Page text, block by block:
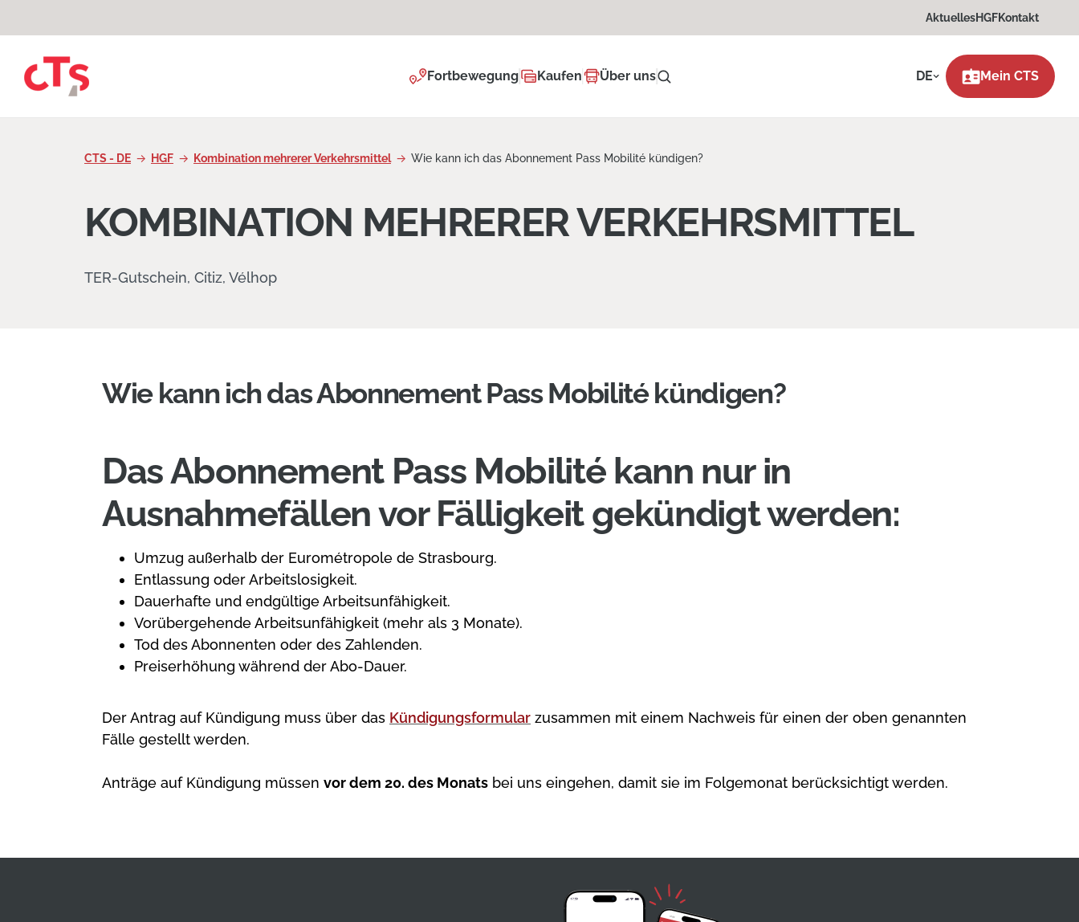
AktuellesHGFKontakt
Fortbewegung Kaufen Über uns DE Mein CTS
CTS - DE HGF Kombination mehrerer Verkehrsmittel Wie kann ich das Abonnement Pass Mobilité kündigen?
KOMBINATION MEHRERER VERKEHRSMITTEL
TER-Gutschein, Citiz, Vélhop
Wie kann ich das Abonnement Pass Mobilité kündigen?
Das Abonnement Pass Mobilité kann nur in
Ausnahmefällen vor Fälligkeit gekündigt werden:
Umzug außerhalb der Eurométropole de Strasbourg.
Entlassung oder Arbeitslosigkeit.
Dauerhafte und endgültige Arbeitsunfähigkeit.
Vorübergehende Arbeitsunfähigkeit (mehr als 3 Monate).
Tod des Abonnenten oder des Zahlenden.
Preiserhöhung während der Abo-Dauer.
Der Antrag auf Kündigung muss über das Kündigungsformular zusammen mit einem Nachweis für einen der oben genannten
Fälle gestellt werden.
Anträge auf Kündigung müssen vor dem 20. des Monats bei uns eingehen, damit sie im Folgemonat berücksichtigt werden.